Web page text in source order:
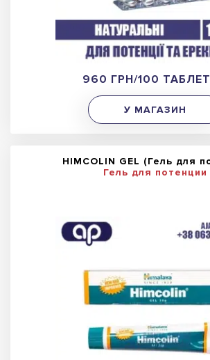
960 ГРН/100
У МАГАЗИН
HIMCOLIN GEL (Гель для
Гель для потенции